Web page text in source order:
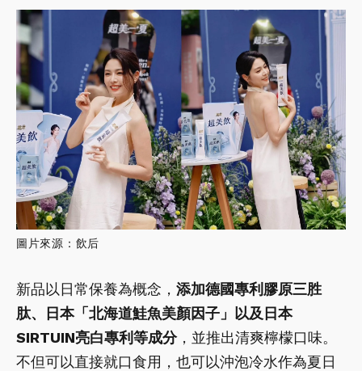
圖片來源：飲后
新品以日常保養為概念， 添加德國專利膠原三胜
肽、日本「北海道鮭魚美顏因子」以及日本
SIRTUIN亮白專利等成分，並推出清爽檸檬口味。
不但可以直接就口食用，也可以沖泡冷水作為夏日